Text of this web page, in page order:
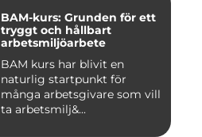
BAM-kurs: Grunden för ett
tryggt och hållbart
arbetsmiljöarbete
BAM kurs har blivit en
naturlig startpunkt för
många arbetsgivare som vill
ta arbetsmilj&...